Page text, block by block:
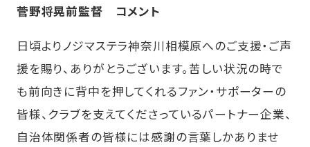
菅野将晃前監督 コメント
日頃よりノジマステラ神奈川相模原へのご支援・ご声
援を賜り、ありがとうございます。苦しい状況の時で
も前向きに背中を押してくれるファン・サポーターの
皆様、クラブを支えてくださっているパートナー企業、
自治体関係者の皆様には感謝の言葉しかありませ